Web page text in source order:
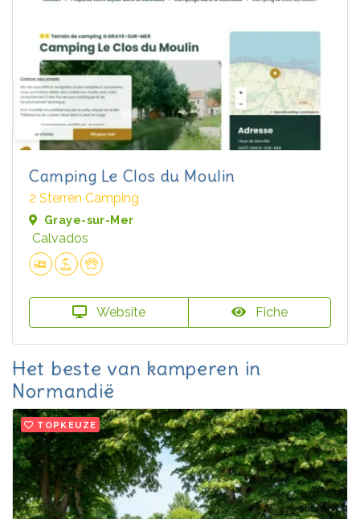
Camping Le Clos du Moulin
2 Sterren Camping
Graye-sur-Mer
Calvados
Website Fiche
Het beste van kamperen in
Normandië
TOPKEUZE